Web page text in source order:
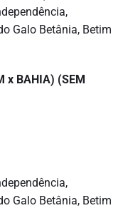
Galo Betânia, Betim
x BAHIA) (SEM
Galo Betânia, Betim